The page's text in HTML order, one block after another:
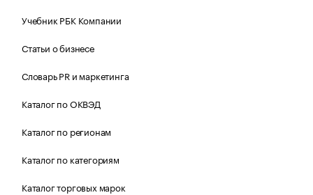
Учебник РБК Компании
Статьи о бизнесе
Словарь PR и маркетинга
Каталог по ОКВЭД
Каталог по регионам
Каталог по категориям
Каталог торговых марок